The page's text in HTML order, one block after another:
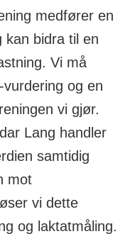
medfører en
kan bidra til en
Vi må
og en
vi gjør.
Lang handler
samtidig
mot
vi dette
og laktatmåling.